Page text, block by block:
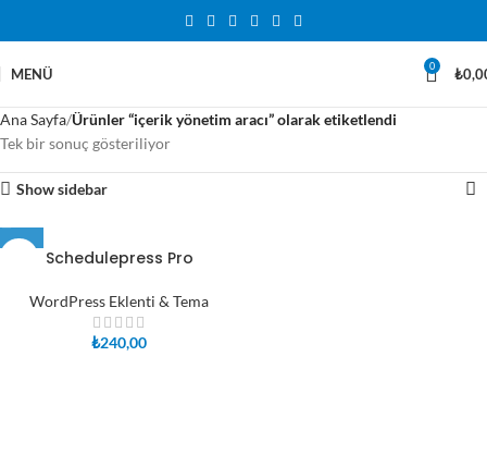
MENÜ 0 ₺
Ana Sayfa Ürünler “içerik yönetim aracı” olarak etiketlendi
Tek bir sonuç gösteriliyor
Show sidebar
Schedulepress Pro
WordPress Eklenti & Tema
₺240,00